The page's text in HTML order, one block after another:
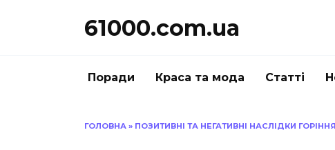
61000.com.ua
Поради Краса та мода Статті
ГОЛОВНА » ПОЗИТИВНІ ТА НЕГАТИВНІ НАСЛІДКИ